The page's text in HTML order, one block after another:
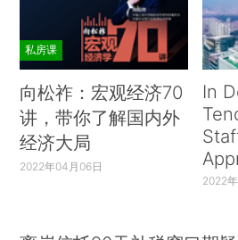
私房课
向松祚：宏观经济70
讲，带你了解国内外
经济大局
2022年04月06日
In
2022